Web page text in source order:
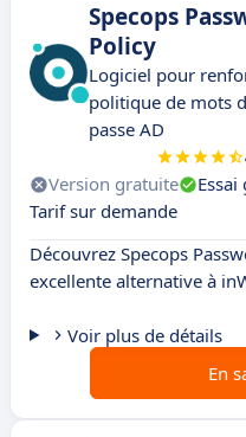
Specops
Policy
Logiciel pour
politique de mots
passe AD
Version gratuite
Tarif sur demande
Découvrez Specops
excellente alternative à
Voir plus de détails
En